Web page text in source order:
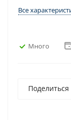
Все
Много
Поделиться